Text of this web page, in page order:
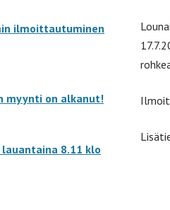
ilmoittautuminen
myynti on alkanut!
8.11 klo